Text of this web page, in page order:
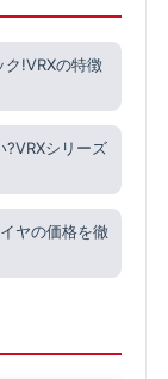
!VRXの特徴
?VRXシリーズ
ヤの価格を徹